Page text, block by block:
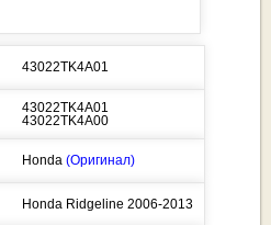
43022TK4A01
43022TK4A01
43022TK4A00
Honda (Оригинал)
Honda Ridgeline 2006-2013